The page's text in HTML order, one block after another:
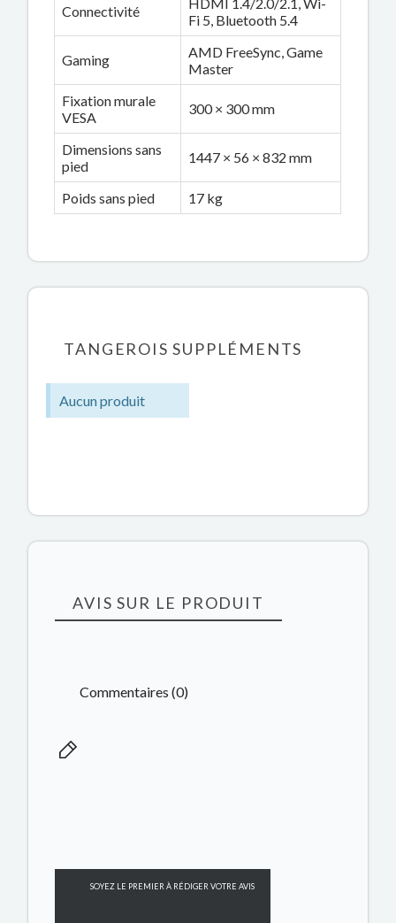
Connectivité
Fi 5, Bluetooth 5.4
Gaming
AMD FreeSync, Game
Master
Fixation murale
VESA
300 × 300 mm
Dimensions sans
pied
1447 × 56 × 832 mm
Poids sans pied 17 kg
TANGEROIS SUPPLÉMENTS
Aucun produit
AVIS SUR LE PRODUIT
Commentaires (0)
SOYEZ LE PREMIER À RÉDIGER VOTRE AVIS